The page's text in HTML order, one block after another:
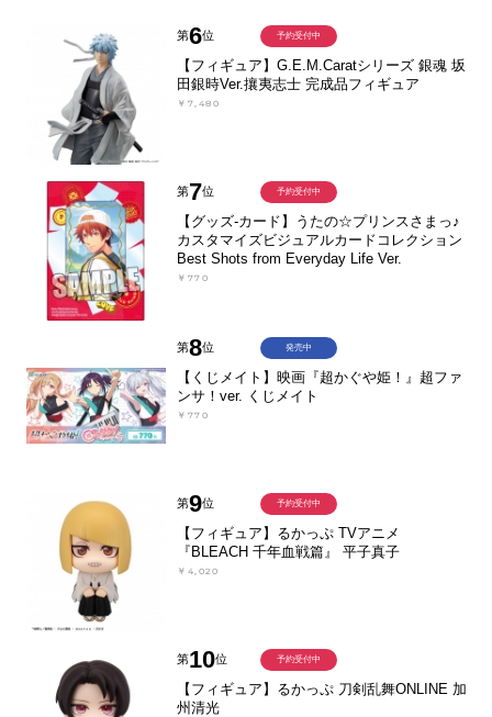
第6位
【フィギュア】G.E.M.Caratシリーズ 銀魂 坂
田銀時Ver.攘夷志士 完成品フィギュア
￥7,480
予約受付中
第7位
【グッズ-カード】うたの☆プリンスさまっ♪
カスタマイズビジュアルカードコレクション
Best Shots from Everyday Life Ver.
￥770
予約受付中
第8位
【くじメイト】映画『超かぐや姫！』超ファ
ンサ！ver. くじメイト
￥770
発売中
第9位
【フィギュア】るかっぷ TVアニメ
『BLEACH 千年血戦篇』 平子真子
￥4,020
予約受付中
第10位
【フィギュア】るかっぷ 刀剣乱舞ONLINE 加
州清光
予約受付中